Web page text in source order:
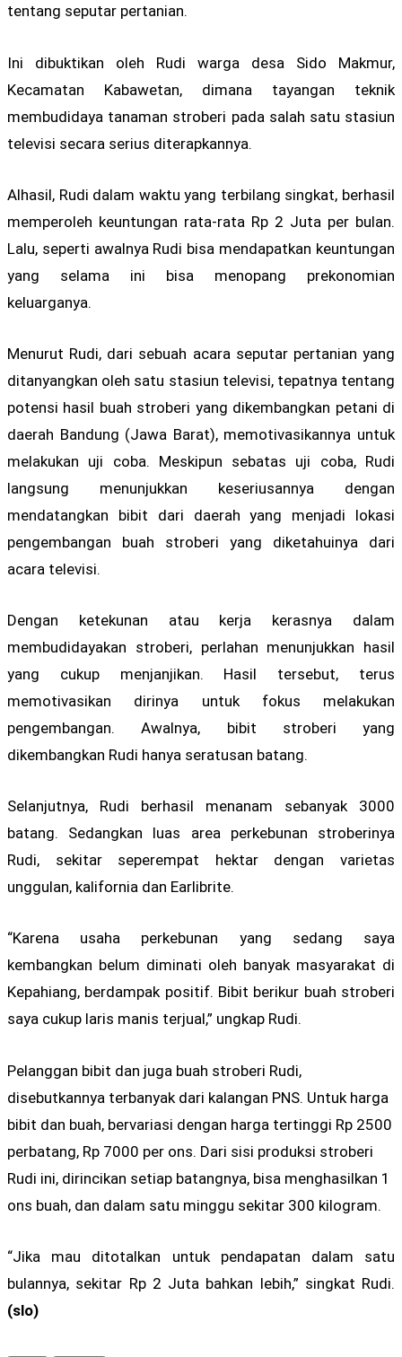
tentang seputar pertanian.
Ini dibuktikan oleh Rudi warga desa Sido Makmur,
Kecamatan Kabawetan, dimana tayangan teknik
membudidaya tanaman stroberi pada salah satu stasiun
televisi secara serius diterapkannya.
Alhasil, Rudi dalam waktu yang terbilang singkat, berhasil
memperoleh keuntungan rata-rata Rp 2 Juta per bulan.
Lalu, seperti awalnya Rudi bisa mendapatkan keuntungan
yang selama ini bisa menopang prekonomian
keluarganya.
Menurut Rudi, dari sebuah acara seputar pertanian yang
ditanyangkan oleh satu stasiun televisi, tepatnya tentang
potensi hasil buah stroberi yang dikembangkan petani di
daerah Bandung (Jawa Barat), memotivasikannya untuk
melakukan uji coba. Meskipun sebatas uji coba, Rudi
langsung menunjukkan keseriusannya dengan
mendatangkan bibit dari daerah yang menjadi lokasi
pengembangan buah stroberi yang diketahuinya dari
acara televisi.
Dengan ketekunan atau kerja kerasnya dalam
membudidayakan stroberi, perlahan menunjukkan hasil
yang cukup menjanjikan. Hasil tersebut, terus
memotivasikan dirinya untuk fokus melakukan
pengembangan. Awalnya, bibit stroberi yang
dikembangkan Rudi hanya seratusan batang.
Selanjutnya, Rudi berhasil menanam sebanyak 3000
batang. Sedangkan luas area perkebunan stroberinya
Rudi, sekitar seperempat hektar dengan varietas
unggulan, kalifornia dan Earlibrite.
“Karena usaha perkebunan yang sedang saya
kembangkan belum diminati oleh banyak masyarakat di
Kepahiang, berdampak positif. Bibit berikur buah stroberi
saya cukup laris manis terjual,” ungkap Rudi.
Pelanggan bibit dan juga buah stroberi Rudi,
disebutkannya terbanyak dari kalangan PNS. Untuk harga
bibit dan buah, bervariasi dengan harga tertinggi Rp 2500
perbatang, Rp 7000 per ons. Dari sisi produksi stroberi
Rudi ini, dirincikan setiap batangnya, bisa menghasilkan 1
ons buah, dan dalam satu minggu sekitar 300 kilogram.
“Jika mau ditotalkan untuk pendapatan dalam satu
bulannya, sekitar Rp 2 Juta bahkan lebih,” singkat Rudi.
(slo)